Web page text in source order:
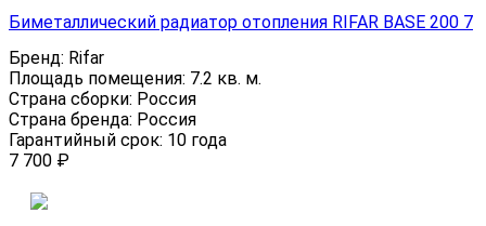
Биметаллический радиатор отопления RIFAR BASE 200 7
Бренд: Rifar
Площадь помещения: 7.2 кв. м.
Страна сборки: Россия
Страна бренда: Россия
Гарантийный срок: 10 года
7 700 ₽